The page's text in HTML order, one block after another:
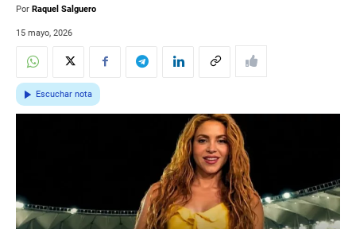
Por Raquel Salguero
15 mayo, 2026
Escuchar nota